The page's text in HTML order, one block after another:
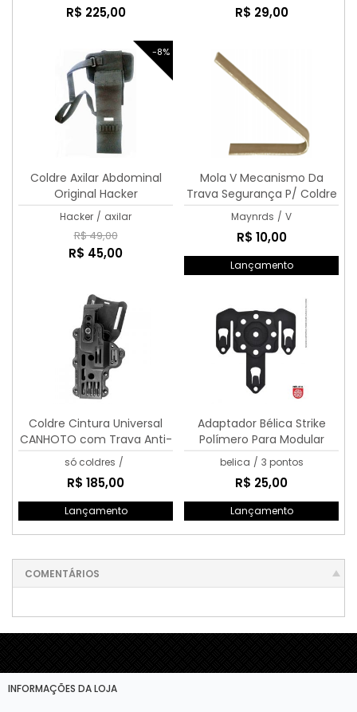
R$ 225,00 R$ 29,00
-8%
Coldre Axilar Abdominal
Original Hacker
Hacker / axilar
R$ 49,00
R$ 45,00
Mola V Mecanismo Da
Trava Segurança P/ Coldre
Maynards Universal
Maynrds / V
R$ 10,00
Lançamento
Coldre Cintura Universal
CANHOTO com Trava Anti-
Arrebatamento
só coldres /
R$ 185,00
Lançamento
Adaptador Bélica Strike
Polímero Para Modular
belica / 3 pontos
R$ 25,00
Lançamento
COMENTÁRIOS
INFORMAÇÕES DA LOJA